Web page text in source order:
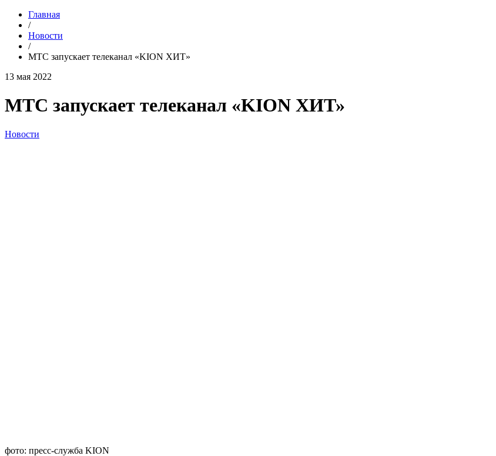
Главная
/
Новости
/
МТС запускает телеканал «KION ХИТ»
13 мая 2022
МТС запускает телеканал «KION ХИТ»
Новости
фото: пресс-служба KION